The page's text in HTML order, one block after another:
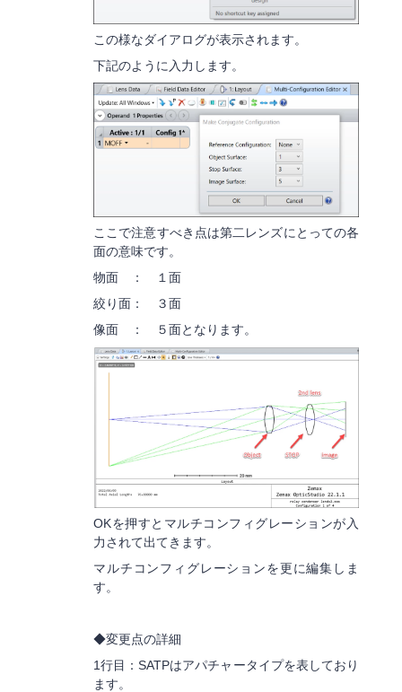
この様なダイアログが表示されます。
下記のように入力します。
ここで注意すべき点は第二レンズにとっての各
面の意味です。
物面 ： １面
絞り面： ３面
像面 ： ５面となります。
OKを押すとマルチコンフィグレーションが入
力されて出てきます。
マルチコンフィグレーションを更に編集しま
す。
◆変更点の詳細
1行目：SATPはアパチャータイプを表しており
ます。